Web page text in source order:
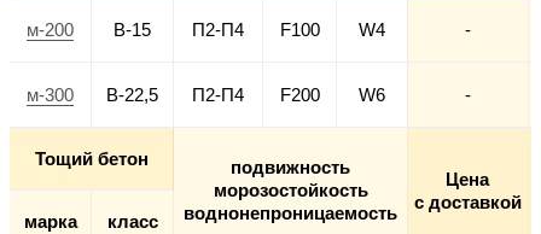
м-200 В-15 П2-П4 F100 W4 -
м-300 В-22,5 П2-П4 F200 W6 -
Тощий бетон
подвижность
морозостойкость
воднонепроницаемость
Цена
с доставкой
марка
класс